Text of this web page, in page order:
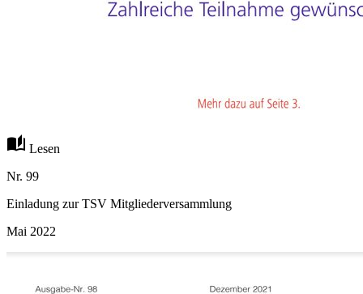
auto_stories Lesen
Nr. 99
Einladung zur TSV Mitgliederversammlung
Mai 2022